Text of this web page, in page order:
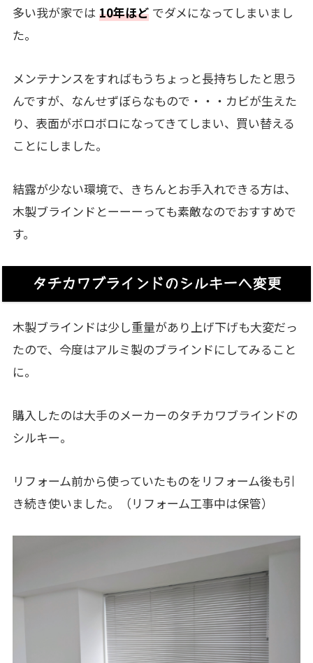
多い我が家では 10年ほど でダメになってしまいまし
た。
メンテナンスをすればもうちょっと長持ちしたと思う
んですが、なんせずぼらなもので・・・カビが生えた
り、表面がボロボロになってきてしまい、買い替える
ことにしました。
結露が少ない環境で、きちんとお手入れできる方は、
木製ブラインドとーーーっても素敵なのでおすすめで
す。
タチカワブラインドのシルキーへ変更
木製ブラインドは少し重量があり上げ下げも大変だっ
たので、今度はアルミ製のブラインドにしてみること
に。
購入したのは大手のメーカーのタチカワブラインドの
シルキー。
リフォーム前から使っていたものをリフォーム後も引
き続き使いました。（リフォーム工事中は保管）